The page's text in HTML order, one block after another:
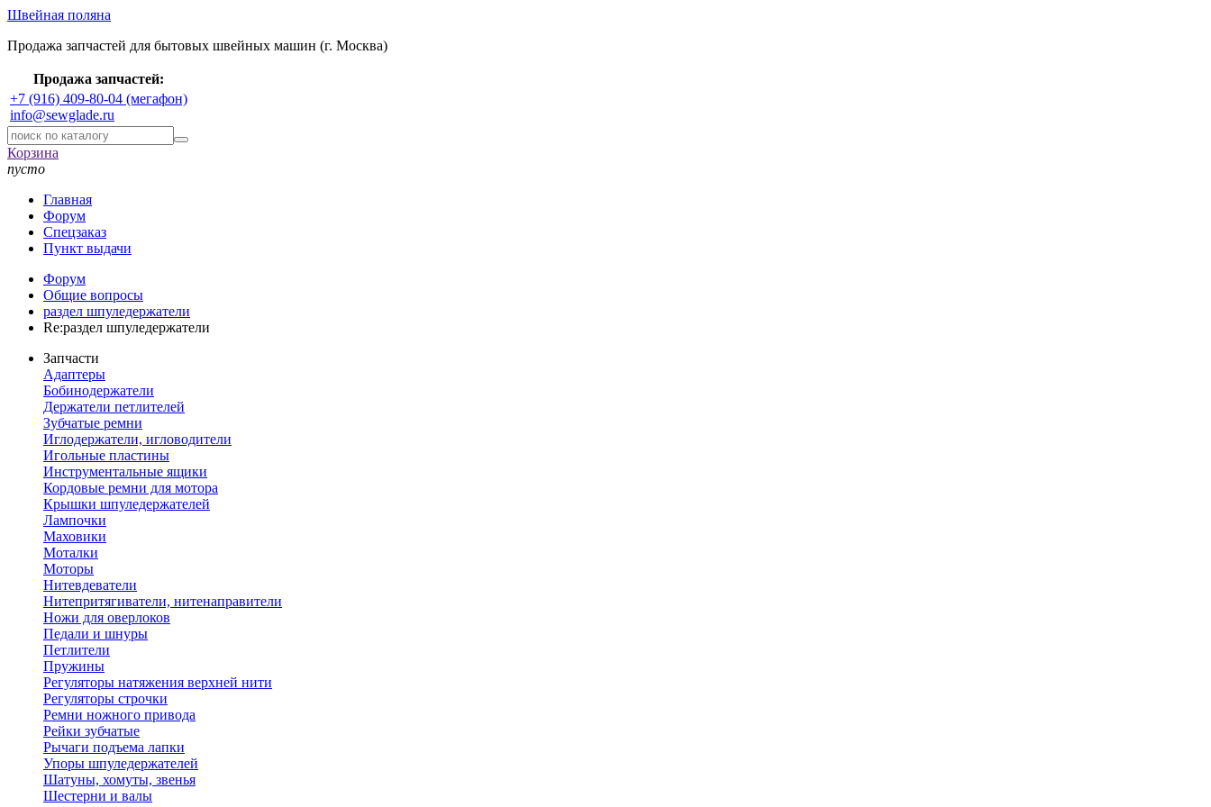
Швейная поляна
Продажа запчастей для бытовых швейных машин (г. Москва)
Продажа запчастей:
+7 (916) 409-80-04 (мегафон)
info@sewglade.ru
Корзина
пусто
Главная
Форум
Спецзаказ
Пункт выдачи
Форум
Общие вопросы
раздел шпуледержатели
Re:раздел шпуледержатели
Запчасти
Адаптеры
Бобинодержатели
Держатели петлителей
Зубчатые ремни
Иглодержатели, игловодители
Игольные пластины
Инструментальные ящики
Кордовые ремни для мотора
Крышки шпуледержателей
Лампочки
Маховики
Моталки
Моторы
Нитевдеватели
Нитепритягиватели, нитенаправители
Ножи для оверлоков
Педали и шнуры
Петлители
Пружины
Регуляторы натяжения верхней нити
Регуляторы строчки
Ремни ножного привода
Рейки зубчатые
Рычаги подъема лапки
Упоры шпуледержателей
Шатуны, хомуты, звенья
Шестерни и валы